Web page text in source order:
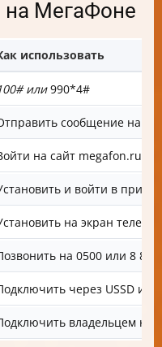
на МегаФоне
использовать
или990*4#
сообщение на
на сайт megafon.ru
и войти в
на экран
на 0500 или 8 800
через USSD
владельцем